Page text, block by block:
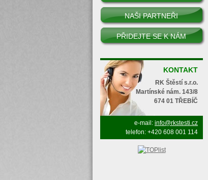
NAŠI PARTNEŘI
PŘIDEJTE SE K NÁM
KONTAKT
RK Štěstí s.r.o.
Martínské nám. 143/8
674 01 TŘEBÍČ
e-mail: info@rkstesti.cz
telefon: +420 608 001 114